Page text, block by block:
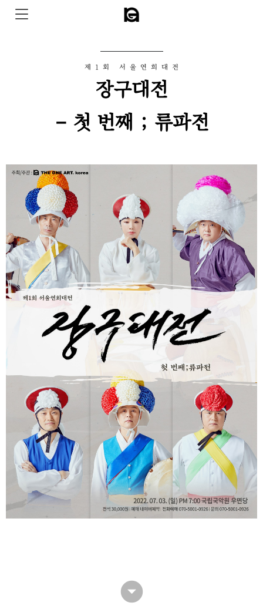
제1회 서울연희대전
장구대전
- 첫 번째 ; 류파전
arrow_drop_down_circle